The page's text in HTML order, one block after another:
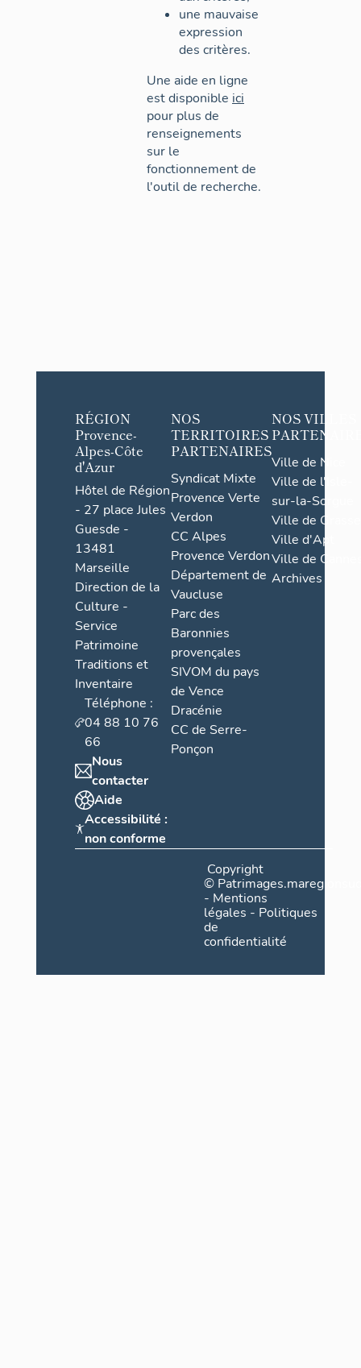
une mauvaise
expression
des critères.
Une aide en ligne
est disponible ici
pour plus de
renseignements
sur le
fonctionnement de
l'outil de recherche.
RÉGION
Provence-
Alpes-Côte
d'Azur
Hôtel de Région
- 27 place Jules
Guesde -
13481
Marseille
Direction de la
Culture -
Service
Patrimoine
Traditions et
Inventaire
Téléphone :
04 88 10 76
66
Nous
contacter
Aide
Accessibilité :
non conforme
NOS
TERRITOIRES
PARTENAIRES
Syndicat Mixte
Provence Verte
Verdon
CC Alpes
Provence Verdon
Département de
Vaucluse
Parc des
Baronnies
provençales
SIVOM du pays
de Vence
Dracénie
CC de Serre-
Ponçon
NOS VILLES
Ville de Nice
Ville de l'Isle-
sur-la-Sorgue
Ville de Grasse
Ville d'Apt
Ville de
Archives
Copyright
©
- Mentions
légales - Politiques
de
confidentialité